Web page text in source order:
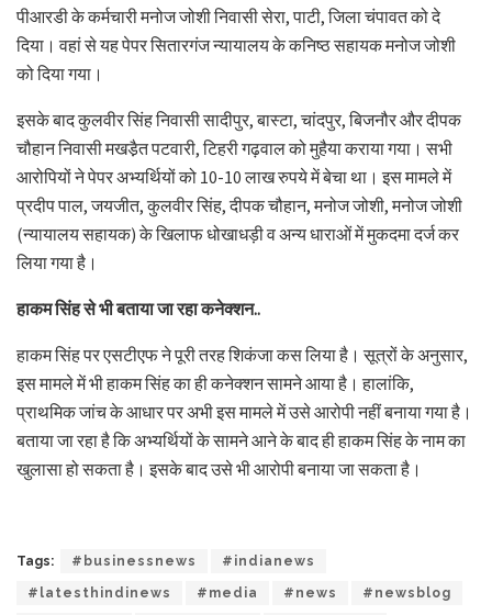
पीआरडी के कर्मचारी मनोज जोशी निवासी सेरा, पाटी, जिला चंपावत को दे
दिया। वहां से यह पेपर सितारगंज न्यायालय के कनिष्ठ सहायक मनोज जोशी
को दिया गया।
इसके बाद कुलवीर सिंह निवासी सादीपुर, बास्टा, चांदपुर, बिजनौर और दीपक
चौहान निवासी मखडै़त पटवारी, टिहरी गढ़वाल को मुहैया कराया गया। सभी
आरोपियों ने पेपर अभ्यर्थियों को 10-10 लाख रुपये में बेचा था। इस मामले में
प्रदीप पाल, जयजीत, कुलवीर सिंह, दीपक चौहान, मनोज जोशी, मनोज जोशी
(न्यायालय सहायक) के खिलाफ धोखाधड़ी व अन्य धाराओं में मुकदमा दर्ज कर
लिया गया है।
हाकम सिंह से भी बताया जा रहा कनेक्शन..
हाकम सिंह पर एसटीएफ ने पूरी तरह शिकंजा कस लिया है। सूत्रों के अनुसार,
इस मामले में भी हाकम सिंह का ही कनेक्शन सामने आया है। हालांकि,
प्राथमिक जांच के आधार पर अभी इस मामले में उसे आरोपी नहीं बनाया गया है।
बताया जा रहा है कि अभ्यर्थियों के सामने आने के बाद ही हाकम सिंह के नाम का
खुलासा हो सकता है। इसके बाद उसे भी आरोपी बनाया जा सकता है।
Tags: #businessnews #indianews
#latesthindinews #media #news #newsblog